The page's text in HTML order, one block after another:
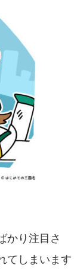
かり注目さ
てしまいます